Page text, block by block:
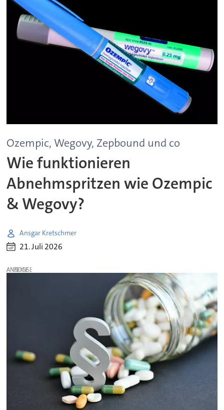
Ozempic, Wegovy, Zepbound und co
Wie funktionieren
Abnehmspritzen wie Ozempic
& Wegovy?
Ansgar Kretschmer
21. Juli 2026
ANZEIGE